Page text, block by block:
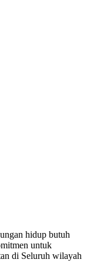
hidup butuh
untuk
di Seluruh wilayah